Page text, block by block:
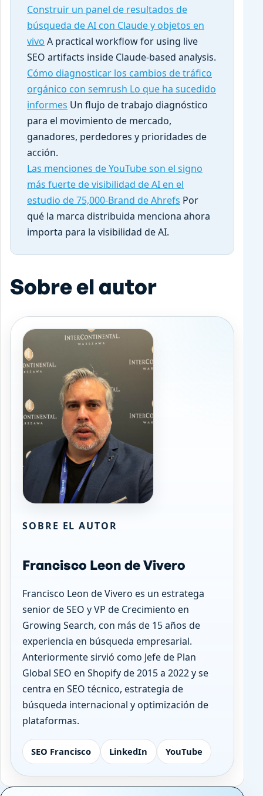
Construir un panel de resultados de
búsqueda de AI con Claude y objetos en
vivo A practical workflow for using live
SEO artifacts inside Claude-based analysis.
Cómo diagnosticar los cambios de tráfico
orgánico con semrush Lo que ha sucedido
informes Un flujo de trabajo diagnóstico
para el movimiento de mercado,
ganadores, perdedores y prioridades de
acción.
Las menciones de YouTube son el signo
más fuerte de visibilidad de AI en el
estudio de 75,000-Brand de Ahrefs Por
qué la marca distribuida menciona ahora
importa para la visibilidad de AI.
Sobre el autor
SOBRE EL AUTOR
Francisco Leon de Vivero
Francisco Leon de Vivero es un estratega
senior de SEO y VP de Crecimiento en
Growing Search, con más de 15 años de
experiencia en búsqueda empresarial.
Anteriormente sirvió como Jefe de Plan
Global SEO en Shopify de 2015 a 2022 y se
centra en SEO técnico, estrategia de
búsqueda internacional y optimización de
plataformas.
SEO Francisco LinkedIn YouTube